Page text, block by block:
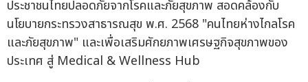
ประชาชนไทยปลอดภัยจากโรคและภัยสุขภาพ สอดคล้องกับ
นโยบายกระทรวงสาธารณสุข พ.ศ. 2568 "คนไทยห่างไกลโรค
และภัยสุขภาพ" และเพื่อเสริมศักยภาพเศรษฐกิจสุขภาพของ
ประเทศ สู่ Medical & Wellness Hub